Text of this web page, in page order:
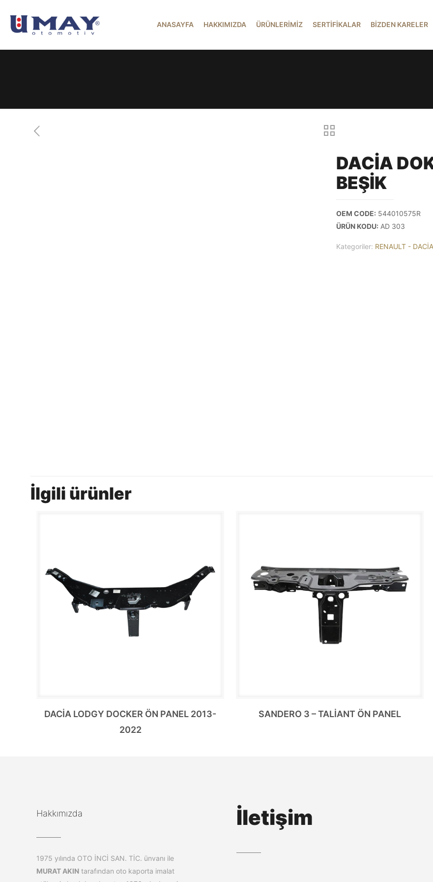
ANASAYFA HAKKIMIZDA ÜRÜNLERİMİZ SERTİFİKALAR BİZDEN KARELER
DACİA
BEŞİK
OEM CODE: 544010575R
ÜRÜN KODU: AD 303
Kategoriler: RENAULT - DACİA
İlgili ürünler
DACİA LODGY DOCKER ÖN PANEL 2013-
2022
SANDERO 3 – TALİANT ÖN PANEL
Hakkımızda
1975 yılında OTO İNCİ SAN. TİC. ünvanı ile
MURAT AKIN tarafından oto kaporta imalat
İletişim